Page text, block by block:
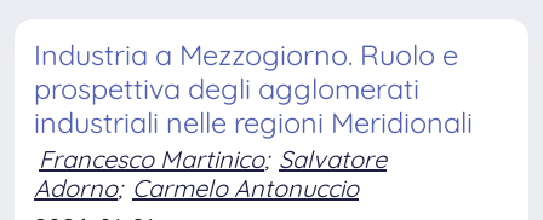
Industria a Mezzogiorno. Ruolo e
prospettiva degli agglomerati
industriali nelle regioni Meridionali
Francesco Martinico; Salvatore
Adorno; Carmelo Antonuccio